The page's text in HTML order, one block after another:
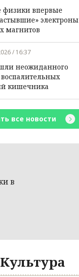
физики впервые
электроны
магнитов
/ 16:37
неожиданного
кишечника
все новости
в
Культура